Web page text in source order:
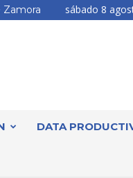
Zamora sábado 8
DATA